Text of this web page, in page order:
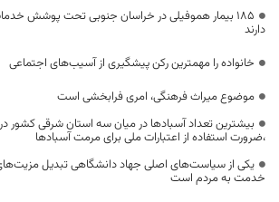
۱۸۵ بیمار هموفیلی در خراسان جنوبی تحت پوشش
دارند
خانواده را مهمترین رکن پیشگیری از آسیب‌های اجتماعی
موضوع میراث فرهنگی، امری فرابخشی است
بیشترین تعداد آسبادها در میان سه استان شرقی کشور
،ضرورت استفاده از اعتبارات ملی برای مرمت آسبادها
یکی از سیاست‌های اصلی جهاد دانشگاهی تبدیل
خدمت به مردم است